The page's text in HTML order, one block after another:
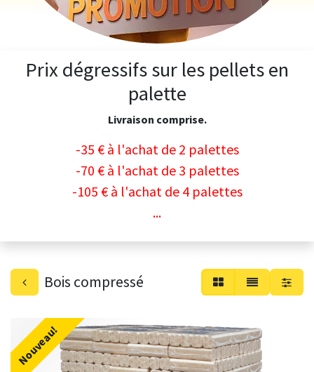
Prix dégressifs sur les pellets en
palette
Livraison comprise.
-35 € à l'achat de 2 palettes
-70 € à l'achat de 3 palettes
-105 € à l'achat de 4 palettes
...
Bois compressé
Nouveau!